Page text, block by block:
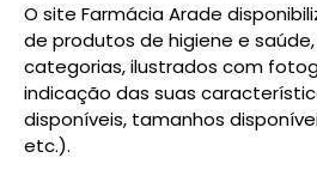
O site Farmácia Arade
de produtos de higiene e
categorias, ilustrados com
indicação das suas
disponíveis, tamanhos
etc.).